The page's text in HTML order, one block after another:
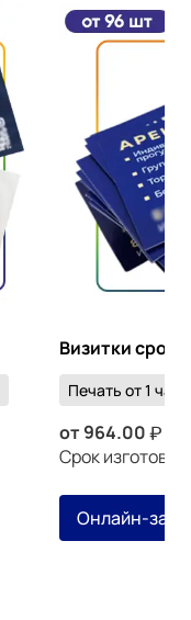
Визитки
Печать от 1 часа
от964.00
Срок
Онлайн-